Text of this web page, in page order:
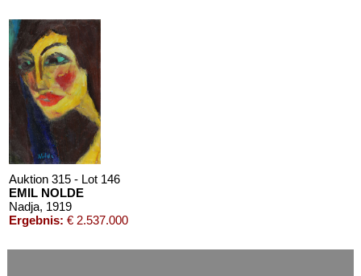
Auktion 315 - Lot 146
EMIL NOLDE
Nadja, 1919
Ergebnis: € 2.537.000